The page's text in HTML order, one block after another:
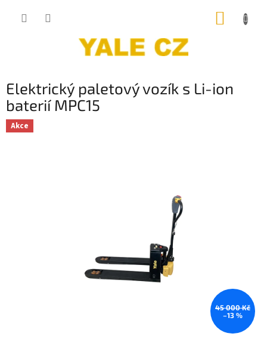
Elektrický paletový vozík s Li-ion
baterií MPC15
Akce
45 000 Kč
–13 %